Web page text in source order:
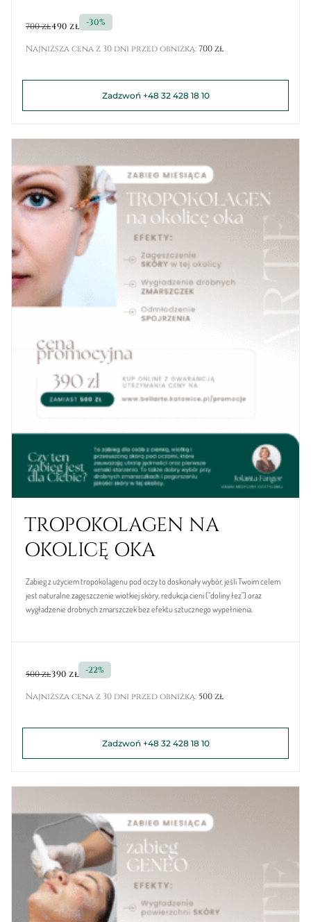
700 zł490 zł -30%
Najniższa cena z 30 dni przed obniżką:700 zł
Zadzwoń +48 32 428 18 10
TROPOKOLAGEN NA
OKOLICĘ OKA
Zabieg z użyciem tropokolagenu pod oczy to doskonały wybór, jeśli Twoim celem
jest naturalne zagęszczenie wiotkiej skóry, redukcja cieni ("doliny łez") oraz
wygładzenie drobnych zmarszczek bez efektu sztucznego wypełnienia.
500 zł390 zł -22%
Najniższa cena z 30 dni przed obniżką:500 zł
Zadzwoń +48 32 428 18 10